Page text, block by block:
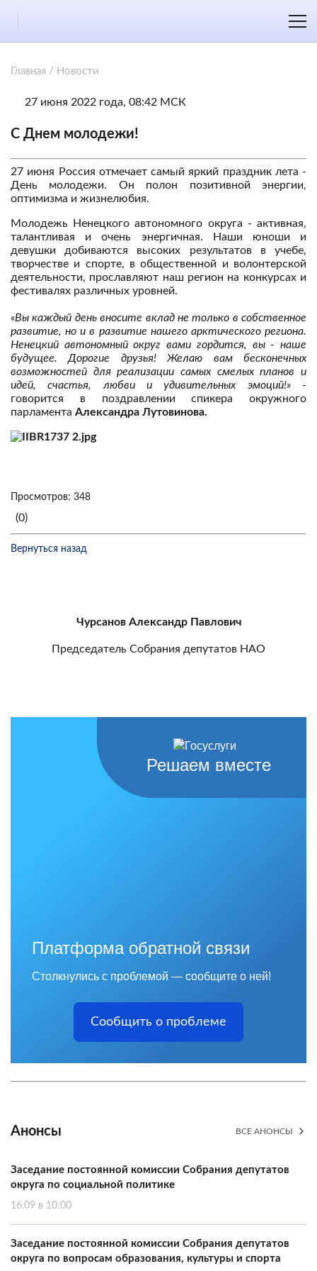
Главная / Новости
27 июня 2022 года, 08:42 МСК
С Днем молодежи!
27 июня Россия отмечает самый яркий праздник лета -
День молодежи. Он полон позитивной энергии,
оптимизма и жизнелюбия.
Молодежь Ненецкого автономного округа - активная,
талантливая и очень энергичная. Наши юноши и
девушки добиваются высоких результатов в учебе,
творчестве и спорте, в общественной и волонтерской
деятельности, прославляют наш регион на конкурсах и
фестивалях различных уровней.
«Вы каждый день вносите вклад не только в собственное
развитие, но и в развитие нашего арктического региона.
Ненецкий автономный округ вами гордится, вы - наше
будущее. Дорогие друзья! Желаю вам бесконечных
возможностей для реализации самых смелых планов и
идей, счастья, любви и удивительных эмоций!» -
говорится в поздравлении спикера окружного
парламента Александра Лутовинова.
Просмотров: 348
(0)
Вернуться назад
Чурсанов Александр Павлович
Председатель Собрания депутатов НАО
Решаем вместе
Платформа обратной связи
Столкнулись с проблемой — сообщите о ней!
Сообщить о проблеме
Анонсы ВСЕ АНОНСЫ
Заседание постоянной комиссии Собрания депутатов
округа по социальной политике
16.09 в 10:00
Заседание постоянной комиссии Собрания депутатов
округа по вопросам образования, культуры и спорта